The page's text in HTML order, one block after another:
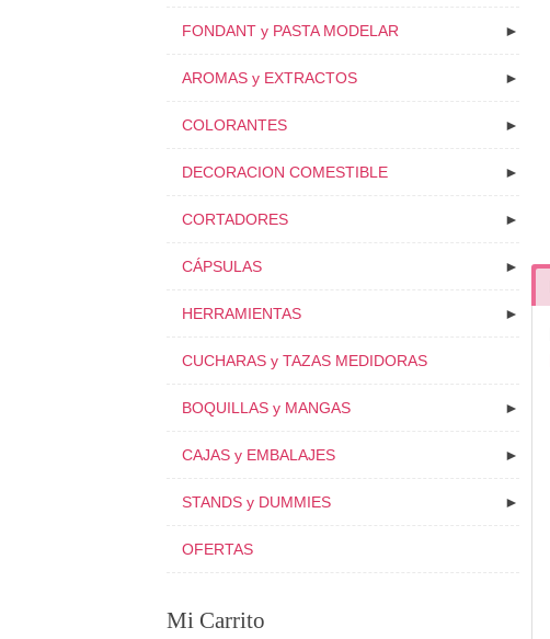
►
FONDANT y PASTA MODELAR
►
AROMAS y EXTRACTOS
►
COLORANTES
►
DECORACION COMESTIBLE
►
CORTADORES
►
CÁPSULAS
►
HERRAMIENTAS
CUCHARAS y TAZAS MEDIDORAS
►
BOQUILLAS y MANGAS
►
CAJAS y EMBALAJES
►
STANDS y DUMMIES
OFERTAS
Mi Carrito